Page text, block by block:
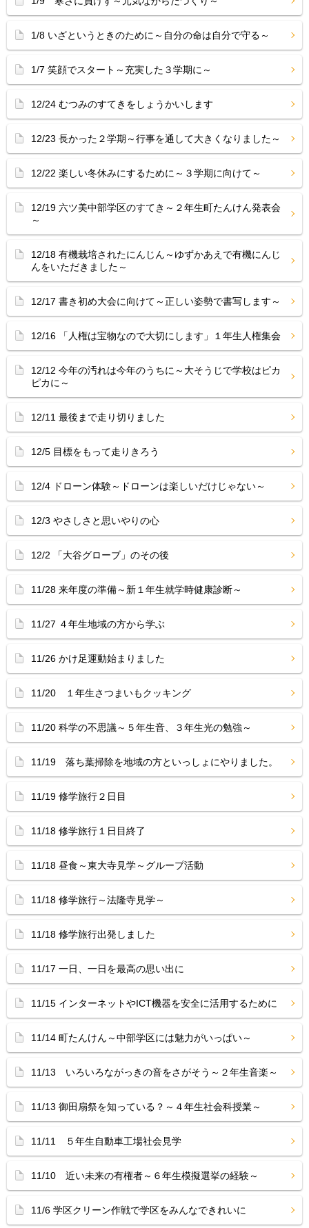
1/8 いざというときのために～自分の命は自分で守る～
1/7 笑顔でスタート～充実した３学期に～
12/24 むつみのすてきをしょうかいします
12/23 長かった２学期～行事を通して大きくなりました～
12/22 楽しい冬休みにするために～３学期に向けて～
12/19 六ツ美中部学区のすてき～２年生町たんけん発表会
～
12/18 有機栽培されたにんじん～ゆずかあえで有機にんじ
んをいただきました～
12/17 書き初め大会に向けて～正しい姿勢で書写します～
12/16 「人権は宝物なので大切にします」１年生人権集会
12/12 今年の汚れは今年のうちに～大そうじで学校はピカ
ピカに～
12/11 最後まで走り切りました
12/5 目標をもって走りきろう
12/4 ドローン体験～ドローンは楽しいだけじゃない～
12/3 やさしさと思いやりの心
12/2 「大谷グローブ」のその後
11/28 来年度の準備～新１年生就学時健康診断～
11/27 ４年生地域の方から学ぶ
11/26 かけ足運動始まりました
11/20 １年生さつまいもクッキング
11/20 科学の不思議～５年生音、３年生光の勉強～
11/19 落ち葉掃除を地域の方といっしょにやりました。
11/19 修学旅行２日目
11/18 修学旅行１日目終了
11/18 昼食～東大寺見学～グループ活動
11/18 修学旅行～法隆寺見学～
11/18 修学旅行出発しました
11/17 一日、一日を最高の思い出に
11/15 インターネットやICT機器を安全に活用するために
11/14 町たんけん～中部学区には魅力がいっぱい～
11/13 いろいろながっきの音をさがそう～２年生音楽～
11/13 御田扇祭を知っている？～４年生社会科授業～
11/11 ５年生自動車工場社会見学
11/10 近い未来の有権者～６年生模擬選挙の経験～
11/6 学区クリーン作戦で学区をみんなできれいに